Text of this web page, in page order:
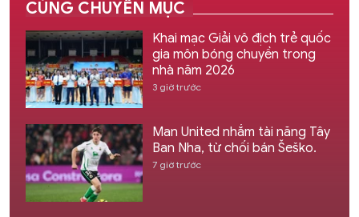
CÙNG CHUYÊN MỤC
Khai mạc Giải vô địch trẻ quốc
gia môn bóng chuyền trong
nhà năm 2026
3 giờ trước
Man United nhắm tài năng Tây
Ban Nha, từ chối bán Šeško.
7 giờ trước